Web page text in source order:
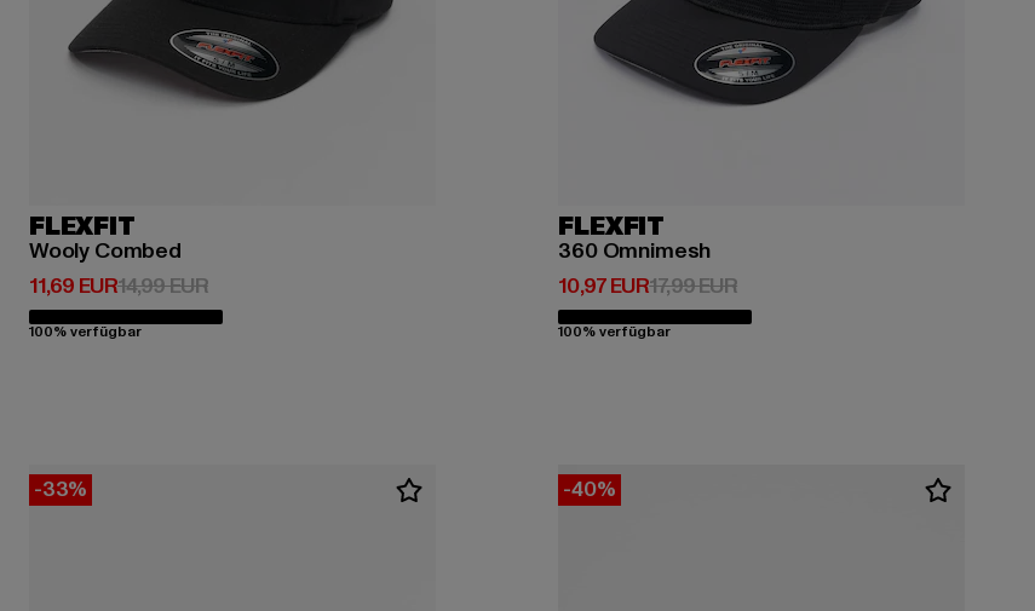
FLEXFIT
Wooly Combed
11,69 EUR
Derzeitiger Preis: 11,69 EUR
14,99 EURAktionspreis: 14,99 EUR
100% verfügbar
FLEXFIT
360 Omnimesh
10,97 EUR
Derzeitiger Preis: 10,97 EUR
17,99 EURAktionspreis: 17,99 EUR
100% verfügbar
-33% -40%